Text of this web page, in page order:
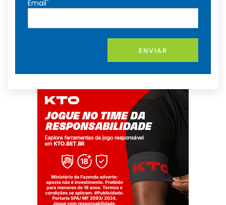
Email
ENVIAR